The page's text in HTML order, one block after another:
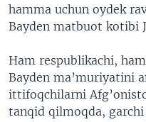
hamma uchun oydek
Bayden matbuot kotibi
Ham respublikachi,
Bayden ma’muriyatini
ittifoqchilarni
tanqid qilmoqda,